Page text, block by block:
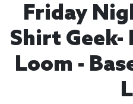
Friday
Shirt
Loom -